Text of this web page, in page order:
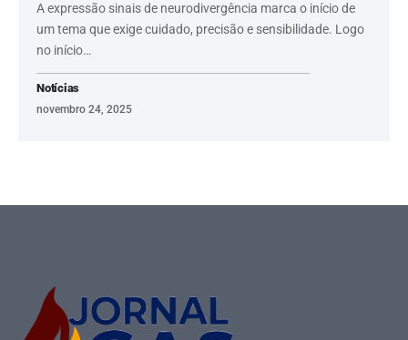
A expressão sinais de neurodivergência marca o início de
um tema que exige cuidado, precisão e sensibilidade. Logo
no início…
Notícias
novembro 24, 2025